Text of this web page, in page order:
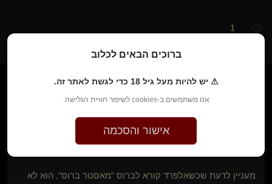
1
Master Bruce
​{
©
}
מעניין לדעת שכשאלפרד קורא לברוס "מאסטר ברוס", הוא לא
ברוכים הבאים לכלוב
⚠ יש להיות מעל גיל 18 כדי לגשת לאתר זה.
אנו משתמשים ב-cookies לשיפור חוויית הגלישה.
אישור והסכמה